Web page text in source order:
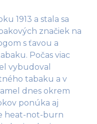
1913 a stala sa
značiek na
s ťavou a
Počas viac
vybudoval
tabaku a v
dnes okrem
ponúka aj
heat-not-burn